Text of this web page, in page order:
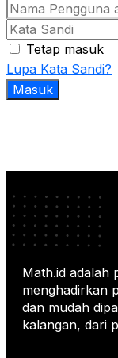
Tetap masuk
Lupa Kata Sandi?
Masuk
Math.id adalah
menghadirkan
dan mudah
kalangan, dari